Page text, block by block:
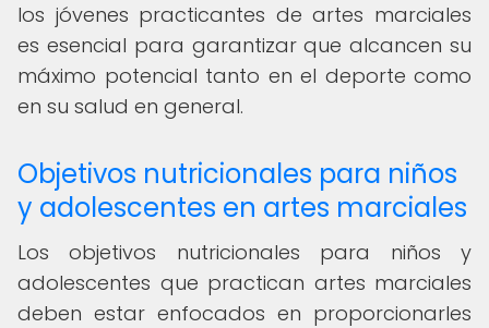
los jóvenes practicantes de artes marciales
es esencial para garantizar que alcancen su
máximo potencial tanto en el deporte como
en su salud en general.
Objetivos nutricionales para niños
y adolescentes en artes marciales
Los objetivos nutricionales para niños y
adolescentes que practican artes marciales
deben estar enfocados en proporcionarles